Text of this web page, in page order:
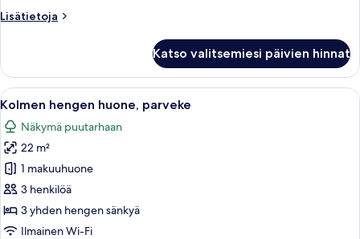
Lisätietoja
Lisätietoja
economy-
huone
Katso valitsemiesi päivien hinnat
Avaa
kaikki
huonetyypin
Kolmen
hengen
huone,
parveke
kuvat
Hotellihuone, jossa on sänky,
7
Kolmen hengen huone, parveke
Näkymä puutarhaan
22 m²
1 makuuhuone
3 henkilöä
3 yhden hengen sänkyä
Ilmainen Wi-Fi